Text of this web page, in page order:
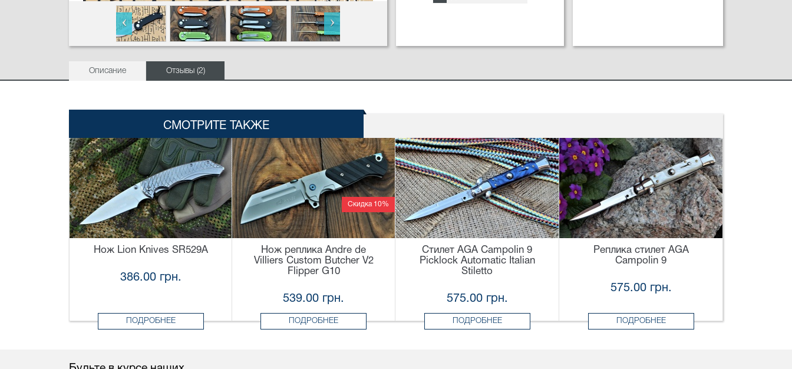
Описание Отзывы (2)
СМОТРИТЕ ТАКЖЕ
Нож Lion Knives SR529A
386.00 грн.
ПОДРОБНЕЕ
Скидка 10%
Нож реплика Andre de
Villiers Custom Butcher V2
Flipper G10
539.00 грн.
ПОДРОБНЕЕ
Стилет AGA Campolin 9
Picklock Automatic Italian
Stiletto
575.00 грн.
ПОДРОБНЕЕ
Реплика стилет AGA
Campolin 9
575.00 грн.
ПОДРОБНЕЕ